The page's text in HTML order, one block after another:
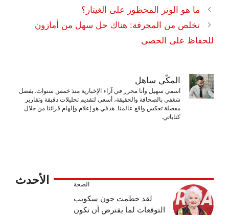
ما هو الوتر المحظور على الغيتار؟
تخلص من المجرفة: هناك حل سهل من أمازون
للحفاظ على الحصى
المكّي ساهل
اسمي سهيل وأنا محرر في آراء الإخبارية منذ خمس سنوات. بفضل
شغفي بالصحافة والحقيقة، أسعى لتقديم تحليلات دقيقة وتقارير
مفصلة تعكس واقع عالمنا. هدفي هو إعلام وإلهام قرائنا من خلال
كتاباتي.
الأحدث الصحة
لقد حطمت جون سكويب
التوقعات لما يفترض أن تكون